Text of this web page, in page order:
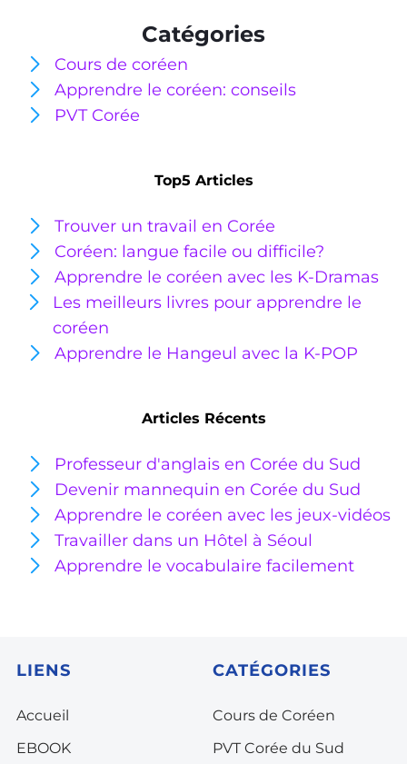
Catégories
Cours de coréen
Apprendre le coréen: conseils
PVT Corée
Top5 Articles
Trouver un travail en Corée
Coréen: langue facile ou difficile?
Apprendre le coréen avec les K-Dramas
Les meilleurs livres pour apprendre le
coréen
Apprendre le Hangeul avec la K-POP
Articles Récents
Professeur d'anglais en Corée du Sud
Devenir mannequin en Corée du Sud
Apprendre le coréen avec les jeux-vidéos
Travailler dans un Hôtel à Séoul
Apprendre le vocabulaire facilement
LIENS
Accueil
EBOOK
CATÉGORIES
Cours de Coréen
PVT Corée du Sud